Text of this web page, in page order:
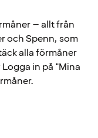
– allt från
och Spenn, som
alla förmåner
in på "Mina